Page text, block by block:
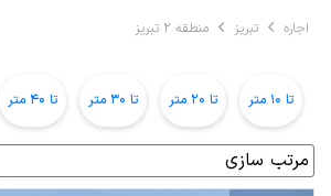
اجاره تبریز منطقه 2 تبریز
تا 10 متر تا 20 متر تا 30 متر تا 40 متر